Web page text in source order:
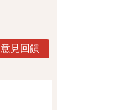
意見回饋